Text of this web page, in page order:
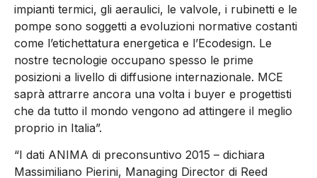
impianti termici, gli aeraulici, le valvole, i rubinetti e le
pompe sono soggetti a evoluzioni normative costanti
come l’etichettatura energetica e l’Ecodesign. Le
nostre tecnologie occupano spesso le prime
posizioni a livello di diffusione internazionale. MCE
saprà attrarre ancora una volta i buyer e progettisti
che da tutto il mondo vengono ad attingere il meglio
proprio in Italia”.
“I dati ANIMA di preconsuntivo 2015 – dichiara
Massimiliano Pierini, Managing Director di Reed